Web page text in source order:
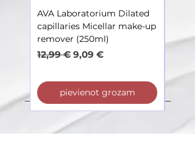
AVA Laboratorium Dilated
capillaries Micellar make-up
remover (250ml)
Parastā cena
12,99 € Izpārdošanas cena
9,09 €
pievienot grozam